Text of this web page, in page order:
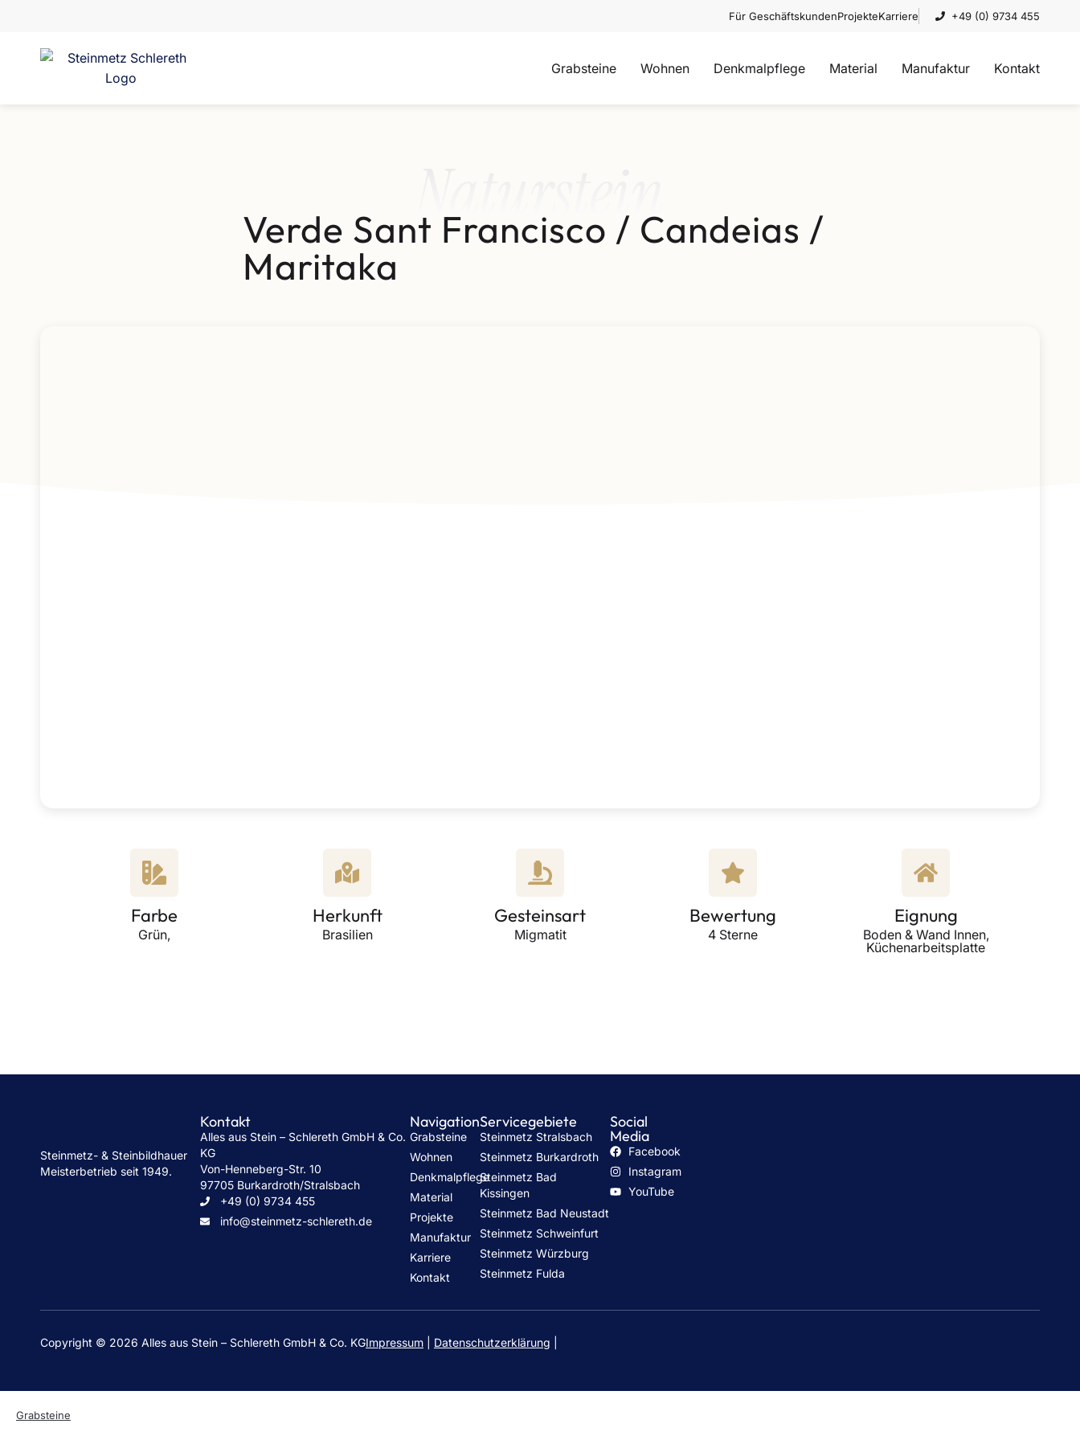
Für GeschäftskundenProjekteKarriere +49 (0) 9734 455
Grabsteine Wohnen Denkmalpflege Material Manufaktur Kontakt
Naturstein
Verde Sant Francisco / Candeias /
Maritaka
Farbe
Grün,
Herkunft
Brasilien
Gesteinsart
Migmatit
Bewertung
4 Sterne
Eignung
Boden & Wand Innen,
Küchenarbeitsplatte
Steinmetz- & Steinbildhauer
Meisterbetrieb seit 1949.
Kontakt
Alles aus Stein – Schlereth GmbH & Co.
KG
Von-Henneberg-Str. 10
97705 Burkardroth/Stralsbach
+49 (0) 9734 455
info@steinmetz-schlereth.de
Navigation
Grabsteine
Wohnen
Denkmalpflege
Material
Projekte
Manufaktur
Karriere
Kontakt
Servicegebiete
Steinmetz Stralsbach
Steinmetz Burkardroth
Steinmetz Bad
Kissingen
Steinmetz Bad Neustadt
Steinmetz Schweinfurt
Steinmetz Würzburg
Steinmetz Fulda
Social
Media
Facebook
Instagram
YouTube
Copyright © 2026 Alles aus Stein – Schlereth GmbH & Co. KGImpressum Datenschutzerklärung
Grabsteine